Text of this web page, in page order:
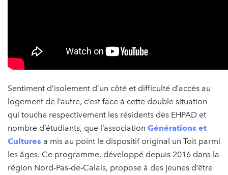
Sentiment d’isolement d’un côté et difficulté d’accès au
logement de l’autre, c’est face à cette double situation
qui touche respectivement les résidents des EHPAD et
nombre d’étudiants, que l’association Générations et
Cultures a mis au point le dispositif original un Toit parmi
les âges. Ce programme, développé depuis 2016 dans la
région Nord-Pas-de-Calais, propose à des jeunes d’être